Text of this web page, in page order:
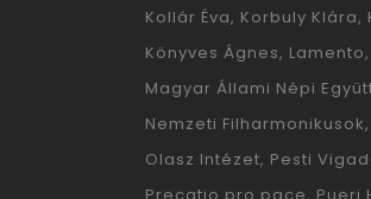
Kollár Éva Korbuly Klára
Könyves Ágnes Lamento
Magyar Állami Népi
Nemzeti Filharmonikusok
Olasz Intézet Pesti